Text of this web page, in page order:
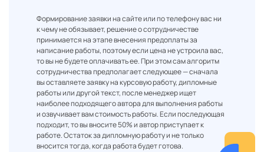
Формирование заявки на сайте или по телефону вас ни
к чему не обязывает, решение о сотрудничестве
принимается на этапе внесения предоплаты за
написание работы, поэтому если цена не устроила вас,
то вы не будете оплачивать ее. При этом сам алгоритм
сотрудничества предполагает следующее — сначала
вы оставляете заявку на курсовую работу, дипломные
работы или другой текст, после менеджер ищет
наиболее подходящего автора для выполнения работы
и озвучивает вам стоимость работы. Если последующая
подходит, то вы вносите 50% и автор приступает к
работе. Остаток за дипломную работу и не только
вносится тогда, когда работа будет готова.